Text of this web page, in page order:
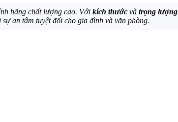
hãng chất lượng cao. Với kích thước và trọng lượng
sự an tâm tuyệt đối cho gia đình và văn phòng.